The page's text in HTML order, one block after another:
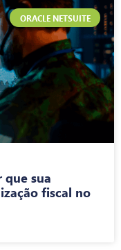
ORACLE NETSUITE
que sua
fiscal no